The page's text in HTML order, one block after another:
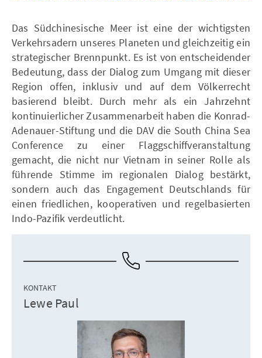
Das Südchinesische Meer ist eine der wichtigsten
Verkehrsadern unseres Planeten und gleichzeitig ein
strategischer Brennpunkt. Es ist von entscheidender
Bedeutung, dass der Dialog zum Umgang mit dieser
Region offen, inklusiv und auf dem Völkerrecht
basierend bleibt. Durch mehr als ein Jahrzehnt
kontinuierlicher Zusammenarbeit haben die Konrad-
Adenauer-Stiftung und die DAV die South China Sea
Conference zu einer Flaggschiffveranstaltung
gemacht, die nicht nur Vietnam in seiner Rolle als
führende Stimme im regionalen Dialog bestärkt,
sondern auch das Engagement Deutschlands für
einen friedlichen, kooperativen und regelbasierten
Indo-Pazifik verdeutlicht.
KONTAKT
Lewe Paul